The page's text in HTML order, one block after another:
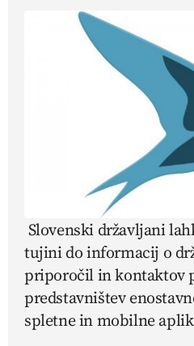
Slovenski državljani
tujini do informacij o
priporočil in kontaktov
predstavništev
spletne in mobilne